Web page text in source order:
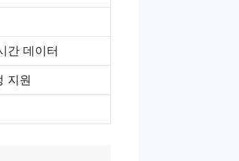
간 데이터
지원